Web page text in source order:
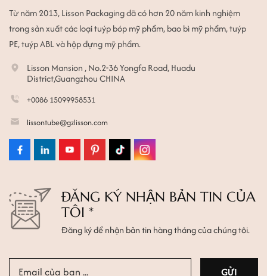
Từ năm 2013, Lisson Packaging đã có hơn 20 năm kinh nghiệm
trong sản xuất các loại tuýp bóp mỹ phẩm, bao bì mỹ phẩm, tuýp
PE, tuýp ABL và hộp đựng mỹ phẩm.
Lisson Mansion , No.2-36 Yongfa Road, Huadu
District,Guangzhou CHINA
+0086 15099958531
lissontube@gzlisson.com
ĐĂNG KÝ NHẬN BẢN TIN CỦA
TÔI *
Đăng ký để nhận bản tin hàng tháng của chúng tôi.